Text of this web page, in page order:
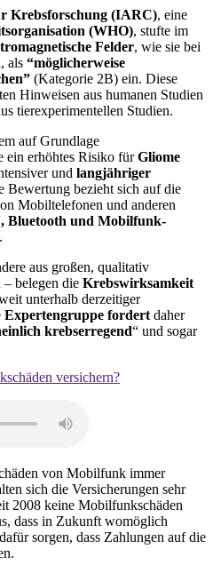
Krebsforschung (IARC), eine
(WHO), stufte im
Felder, wie sie bei
als “möglicherweise
(Kategorie 2B) ein. Diese
Hinweisen aus humanen Studien
tierexperimentellen Studien.
auf Grundlage
ein erhöhtes Risiko fürGliome
und langjähriger
Bewertung bezieht sich auf die
Mobiltelefonen und anderen
Bluetooth und Mobilfunk-
aus großen, qualitativ
belegen die Krebswirksamkeit
unterhalb derzeitiger
Expertengruppe fordert daher
krebserregend“ und sogar
versichern?
von Mobilfunk immer
sich die Versicherungen sehr
2008 keine Mobilfunkschäden
dass in Zukunft womöglich
sorgen, dass Zahlungen auf die